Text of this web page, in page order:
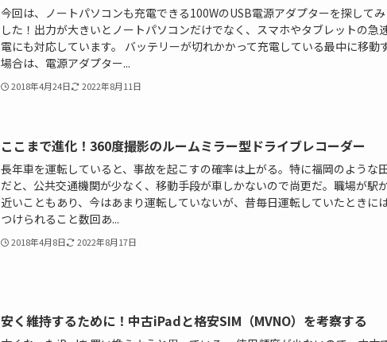
今回は、ノートパソコンも充電できる100WのUSB電源アダプターを探して
した！出力が大きいとノートパソコンだけでなく、スマホやタブレットの急
電にも対応しています。 バッテリーが切れかかって充電している最中に移動
場合は、電源アダプター...
2018年4月24日 2022年8月11日
ここまで進化！360度撮影のルームミラー型ドライブレコーダー
長年車を運転していると、事故を起こすの確率は上がる。特に福岡のような
だと、公共交通機関が少なく、移動手段が車しかないので尚更だ。職場が駅
近いこともあり、今はあまり運転していないが、昔毎日運転していたときに
つけられること数回あ...
2018年4月8日 2022年8月17日
安く維持するために！中古iPadと格安SIM（MVNO）を考察する